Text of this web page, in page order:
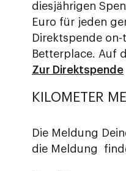
diesjährigen
Euro für jeden
Direktspende
Betterplace. Auf
Zur Direktspende
KILOMETER
Die Meldung
die Meldung